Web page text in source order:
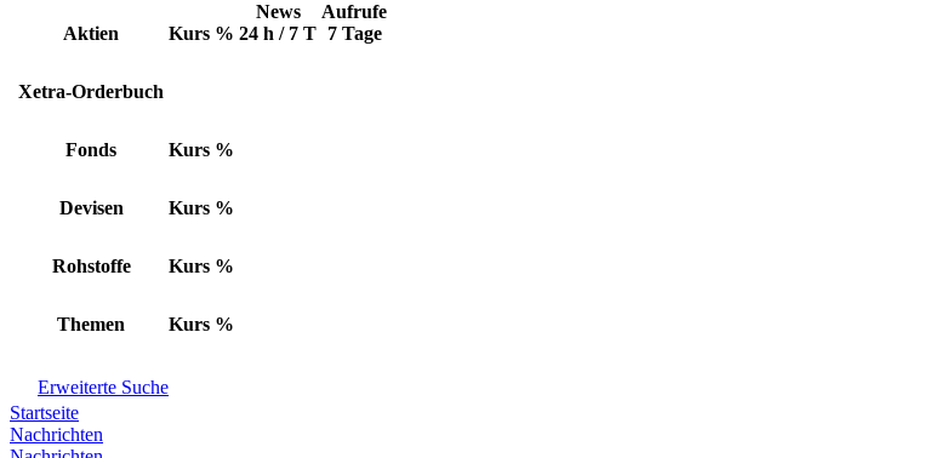
Aktien Kurs %
News
24 h / 7 T
Aufrufe
7 Tage
Xetra-Orderbuch
Fonds Kurs %
Devisen Kurs %
Rohstoffe Kurs %
Themen Kurs %
Erweiterte Suche
Startseite
Nachrichten